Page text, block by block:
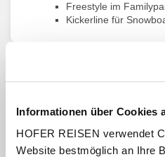
Informationen über Cookies
HOFER REISEN verwendet
Website bestmöglich an Ihre
Freestyle im
Kickerline für